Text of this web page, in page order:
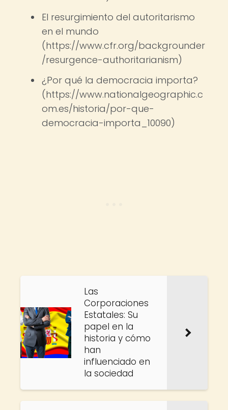
El resurgimiento del autoritarismo
en el mundo
(https://www.cfr.org/backgrounder
/resurgence-authoritarianism)
¿Por qué la democracia importa?
(https://www.nationalgeographic.c
om.es/historia/por-que-
democracia-importa_10090)
Las
Corporaciones
Estatales: Su
papel en la
historia y cómo
han
influenciado en
la sociedad